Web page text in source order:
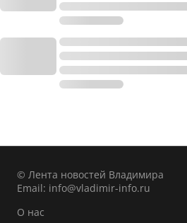
© Лента новостей Владимира
Email: info@vladimir-info.ru
О нас